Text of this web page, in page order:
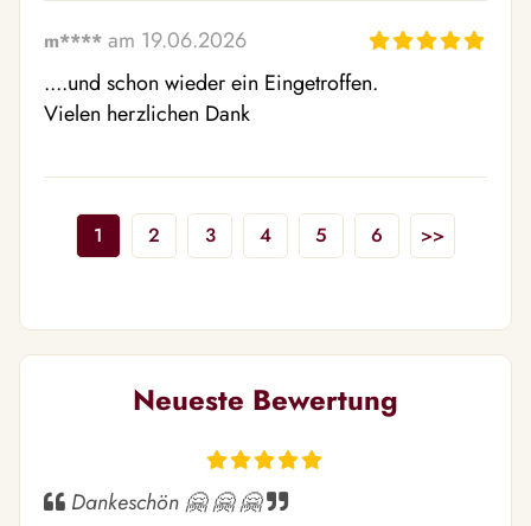
m**** am 19.06.2026
....und schon wieder ein Eingetroffen.
Vielen herzlichen Dank
1 2 3 4 5 6 >>
Neueste Bewertung
Dankeschön 🤗 🤗 🤗